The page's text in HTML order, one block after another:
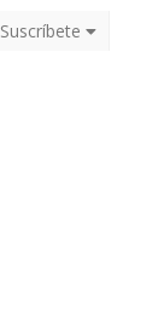
Suscríbete